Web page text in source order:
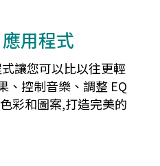
用程式
讓您可以比以往更輕
、控制音樂、調整 EQ
彩和圖案,打造完美的